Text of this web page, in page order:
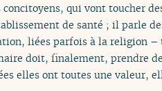
qui vont toucher
de santé ; il parle
liées parfois à la religion –
doit, finalement, prendre
elles ont toutes une valeur,